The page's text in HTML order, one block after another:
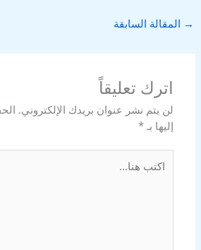
→ المقالة السابقة
اترك تعليقاً
لن يتم نشر عنوان بريدك الإلكتروني.
إليها بـ*
هنا...